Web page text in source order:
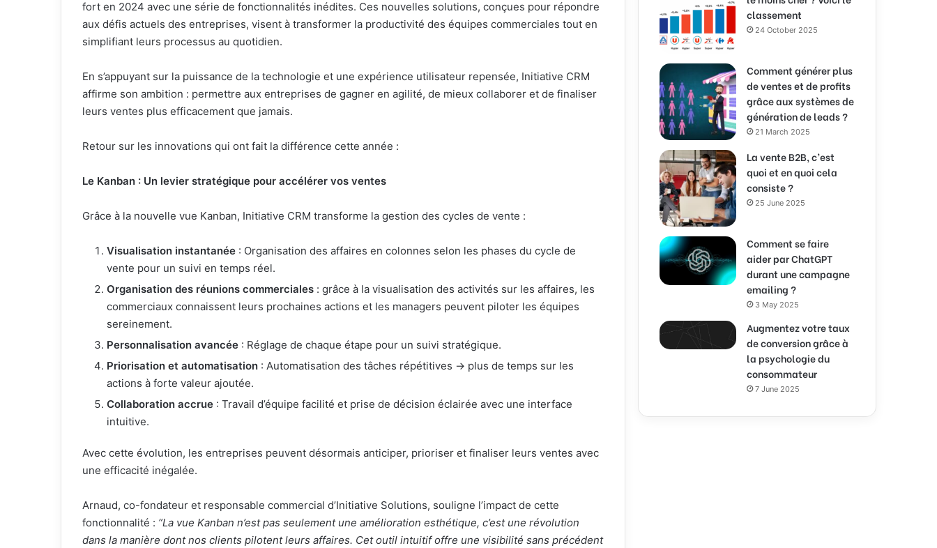
fort en 2024 avec une série de fonctionnalités inédites. Ces nouvelles solutions, conçues pour répondre
aux défis actuels des entreprises, visent à transformer la productivité des équipes commerciales tout en
simplifiant leurs processus au quotidien.
En s’appuyant sur la puissance de la technologie et une expérience utilisateur repensée, Initiative CRM
affirme son ambition : permettre aux entreprises de gagner en agilité, de mieux collaborer et de finaliser
leurs ventes plus efficacement que jamais.
Retour sur les innovations qui ont fait la différence cette année :
Le Kanban : Un levier stratégique pour accélérer vos ventes
Grâce à la nouvelle vue Kanban, Initiative CRM transforme la gestion des cycles de vente :
Visualisation instantanée : Organisation des affaires en colonnes selon les phases du cycle de
vente pour un suivi en temps réel.
Organisation des réunions commerciales : grâce à la visualisation des activités sur les affaires, les
commerciaux connaissent leurs prochaines actions et les managers peuvent piloter les équipes
sereinement.
Personnalisation avancée : Réglage de chaque étape pour un suivi stratégique.
Priorisation et automatisation : Automatisation des tâches répétitives → plus de temps sur les
actions à forte valeur ajoutée.
Collaboration accrue : Travail d’équipe facilité et prise de décision éclairée avec une interface
intuitive.
Avec cette évolution, les entreprises peuvent désormais anticiper, prioriser et finaliser leurs ventes avec
une efficacité inégalée.
Arnaud, co-fondateur et responsable commercial d’Initiative Solutions, souligne l’impact de cette
fonctionnalité : “La vue Kanban n’est pas seulement une amélioration esthétique, c’est une révolution
dans la manière dont nos clients pilotent leurs affaires. Cet outil intuitif offre une visibilité sans précédent
classement
24 October 2025
Comment générer plus
de ventes et de profits
grâce aux systèmes de
génération de leads ?
21 March 2025
La vente B2B, c’est
quoi et en quoi cela
consiste ?
25 June 2025
Comment se faire
aider par ChatGPT
durant une campagne
emailing ?
3 May 2025
Augmentez votre taux
de conversion grâce à
la psychologie du
consommateur
7 June 2025